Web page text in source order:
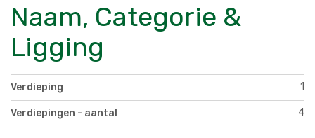
Naam, Categorie &
Ligging
Verdieping 1
Verdiepingen - aantal 4